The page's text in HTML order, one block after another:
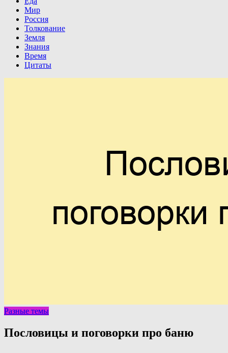
Мир
Россия
Толкование
Земля
Знания
Время
Цитаты
Разные темы
Пословицы и поговорки про баню